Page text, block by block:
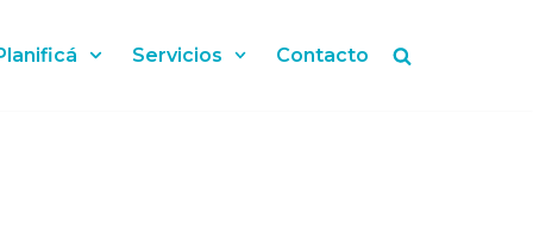
Servicios Contacto